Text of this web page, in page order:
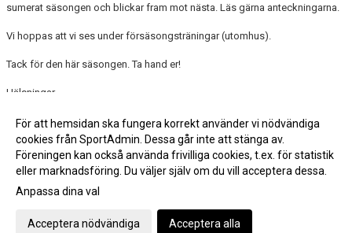
sumerat säsongen och blickar fram mot nästa. Läs gärna anteckningarna.
Vi hoppas att vi ses under försäsongsträningar (utomhus).
Tack för den här säsongen. Ta hand er!
Hälsningar
Fler nyheter >>
Gå till Webbversion
För att hemsidan ska fungera korrekt använder vi nödvändiga
cookies från SportAdmin. Dessa går inte att stänga av.
Föreningen kan också använda frivilliga cookies, t.ex. för statistik
eller marknadsföring. Du väljer själv om du vill acceptera dessa.
Anpassa dina val
Acceptera nödvändiga Acceptera alla